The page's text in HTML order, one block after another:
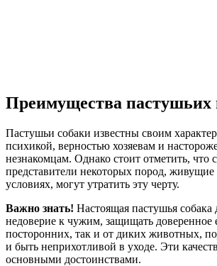
Преимущества пастушьих
Пастушьи собаки известны своим
психикой, верностью хозяевам и
незнакомцам. Однако стоит отметить, что
представители некоторых пород, живущие
условиях, могут утратить эту черту.
Важно знать! Настоящая пастушья собака
недоверие к чужим, защищать доверенное
посторонних, так и от диких животных,
и быть неприхотливой в уходе. Эти
основными достоинствами.